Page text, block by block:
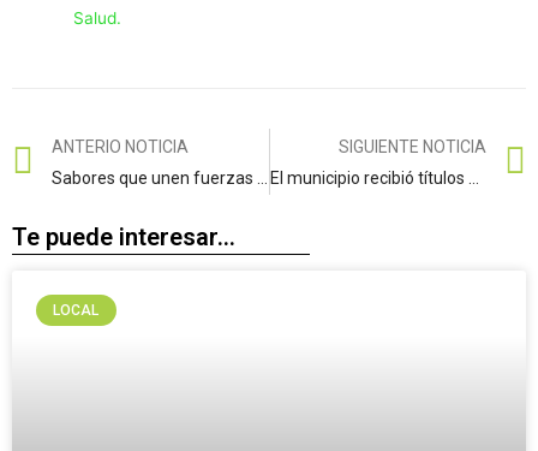
Salud.
ANTERIO NOTICIA
SIGUIENTE NOTICIA
Te puede interesar...
LOCAL